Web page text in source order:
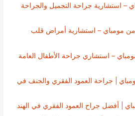
– استشارية جراحة التجميل والجراحة
من مومباي – استشارية أمراض قلب
– استشاري جراحة الأطفال العامة
| جراحة العمود الفقري والجنف في
| أفضل جراح العمود الفقري في الهند